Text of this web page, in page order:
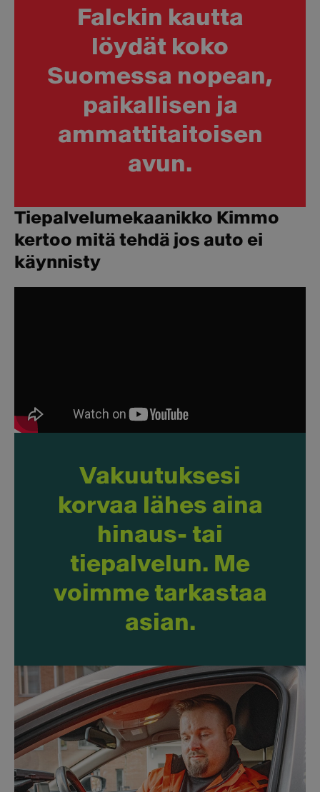
Falckin kautta
löydät koko
Suomessa nopean,
paikallisen ja
ammattitaitoisen
avun.
Tiepalvelumekaanikko Kimmo
kertoo mitä tehdä jos auto ei
käynnisty
Vakuutuksesi
korvaa lähes aina
hinaus- tai
tiepalvelun. Me
voimme tarkastaa
asian.